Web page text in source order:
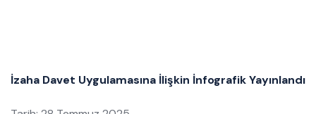
İzaha Davet Uygulamasına İlişkin İnfografik Yayınlandı